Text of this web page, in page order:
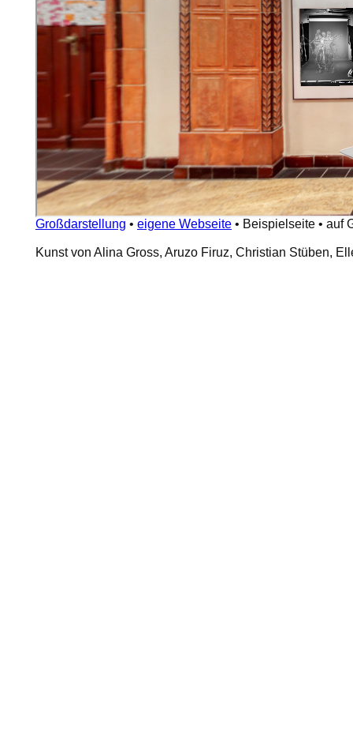
Großdarstellung • eigene Webseite • Beispielseite • auf
Kunst von Alina Gross, Aruzo Firuz, Christian Stüben,